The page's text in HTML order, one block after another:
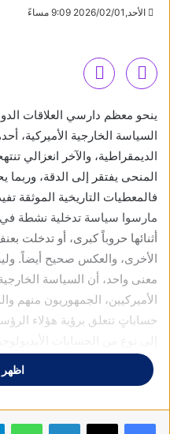
الأحد,2026/02/01 9:09 مساءً
ينحو معظم دارسي العلاقات
السياسة الخارجية الأميركية،
الديمقراطية، والآخر انعزالي
المنحى يفتقر إلى الدقة، وربما
فالمعطيات التاريخية الموثقة
مارسوا سياسة تدخلية نشطة
أثنائها حروباً كبرى، أو تدخلت
الأخرى، والعكس صحيح أيضاً.
معنى واحد، أن السياسة
الأميركيين، الجمهوريون منهم
حساباتٍ تتعلق برؤية هؤلاء
إلى نوع من الحسابات
السياسة كانت لها وجهة واحدة
الدول، بحكم حداثة تكوينها
اظهر
فيسبوك X لينكدإن